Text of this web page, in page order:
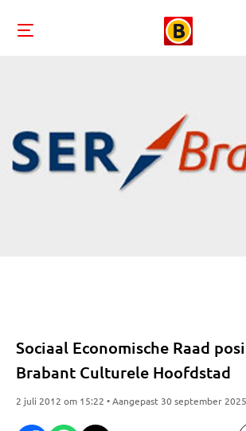
Sociaal Economische Raad
Brabant Culturele Hoofdstad
2 juli 2012 om 15:22 • Aangepast 30 september